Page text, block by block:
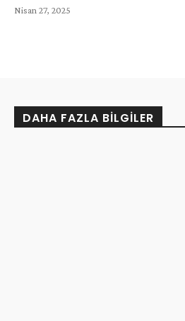
Nisan 27, 2025
DAHA FAZLA BILGILER